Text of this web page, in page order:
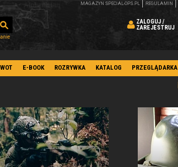
ZALOGUJ /
ZAREJESTRUJ
MAGAZYN SPECIAL-OPS.PL REGULAMIN
WOT E-BOOK ROZRYWKA KATALOG PRZEGLĄDARKA